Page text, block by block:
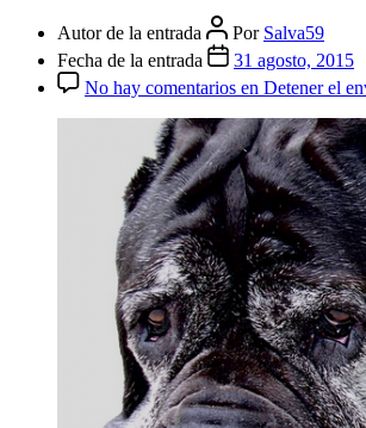
Autor de la entrada Por Salva59
Fecha de la entrada
31 agosto, 2015
No hay comentarios en Detener el